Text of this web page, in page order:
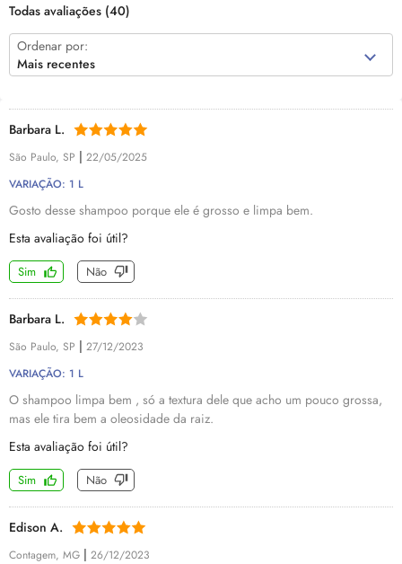
Todas avaliações (40)
Ordenar por:
Mais recentes
Barbara L.
São Paulo, SP | 22/05/2025
VARIAÇÃO: 1 L
Gosto desse shampoo porque ele é grosso e limpa bem.
Esta avaliação foi útil?
Sim Não
Barbara L.
São Paulo, SP | 27/12/2023
VARIAÇÃO: 1 L
O shampoo limpa bem , só a textura dele que acho um pouco grossa,
mas ele tira bem a oleosidade da raiz.
Esta avaliação foi útil?
Sim Não
Edison A.
Contagem, MG | 26/12/2023